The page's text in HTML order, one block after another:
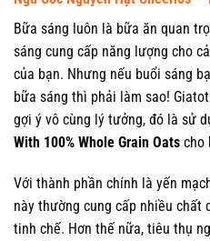
Bữa sáng luôn là bữa ăn quan
sáng cung cấp năng lượng cho
của bạn. Nhưng nếu buổi sáng
bữa sáng thì phải làm sao!
gợi ý vô cùng lý tưởng, đó là sử
With 100% Whole Grain Oats cho
Với thành phần chính là yến
này thường cung cấp nhiều chất
tinh chế. Hơn thế nữa, tiêu thụ